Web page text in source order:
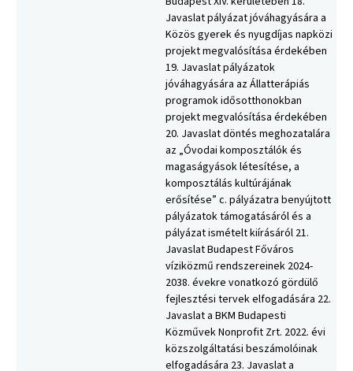
Javaslat pályázat jóváhagyására a
Közös gyerek és nyugdíjas napközi
projekt megvalósítása érdekében
19. Javaslat pályázatok
jóváhagyására az Állatterápiás
programok idősotthonokban
projekt megvalósítása érdekében
20. Javaslat döntés meghozatalára
az „Óvodai komposztálók és
magaságyások létesítése, a
komposztálás kultúrájának
erősítése” c. pályázatra benyújtott
pályázatok támogatásáról és a
pályázat ismételt kiírásáról 21.
Javaslat Budapest Főváros
víziközmű rendszereinek 2024-
2038. évekre vonatkozó gördülő
fejlesztési tervek elfogadására 22.
Javaslat a BKM Budapesti
Közművek Nonprofit Zrt. 2022. évi
közszolgáltatási beszámolóinak
elfogadására 23. Javaslat a